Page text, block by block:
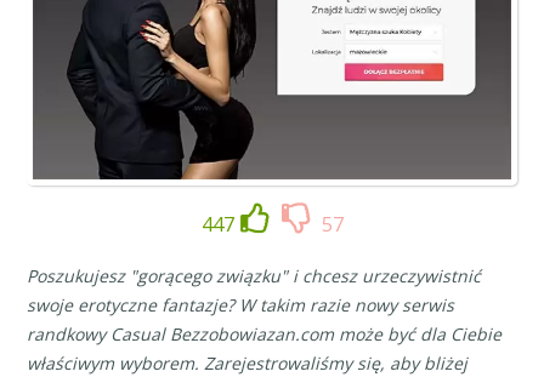
447 57
Poszukujesz "gorącego związku" i chcesz urzeczywistnić
swoje erotyczne fantazje? W takim razie nowy serwis
randkowy Casual Bezzobowiazan.com​ może być dla Ciebie
właściwym wyborem. Zarejestrowaliśmy się, aby bliżej